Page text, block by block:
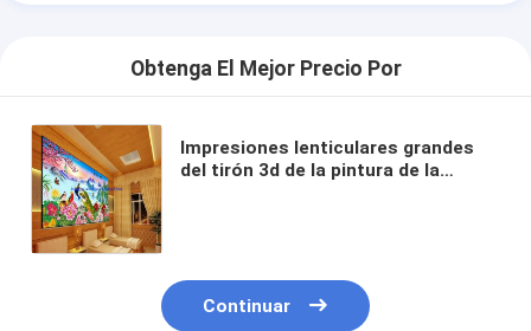
Obtenga El Mejor Precio Por
Impresiones lenticulares grandes
del tirón 3d de la pintura de la
Continuar